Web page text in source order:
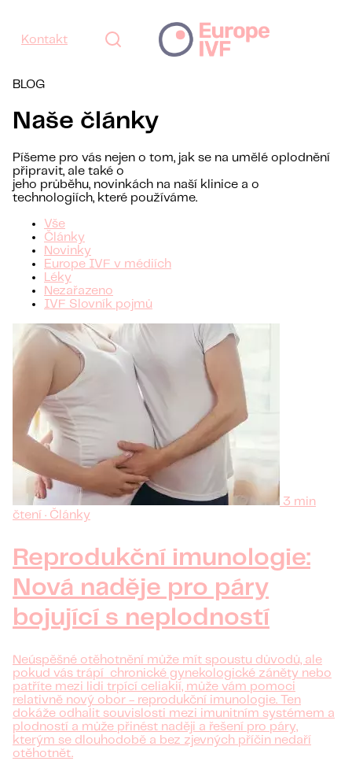
Kontakt
BLOG
Naše články
Píšeme pro vás nejen o tom, jak se na umělé oplodnění
připravit, ale také o
jeho průběhu, novinkách na naší klinice a o
technologiích, které používáme.
Vše
Články
Novinky
Europe IVF v médiích
Léky
Nezařazeno
IVF Slovník pojmů
3 min
čtení · Články
Reprodukční imunologie:
Nová naděje pro páry
bojující s neplodností
Neúspěšné otěhotnění může mít spoustu důvodů, ale
pokud vás trápí chronické gynekologické záněty nebo
patříte mezi lidi trpící celiakií, může vám pomoci
relativně nový obor - reprodukční imunologie. Ten
dokáže odhalit souvislosti mezi imunitním systémem a
plodností a může přinést naději a řešení pro páry,
kterým se dlouhodobě a bez zjevných příčin nedaří
otěhotnět.